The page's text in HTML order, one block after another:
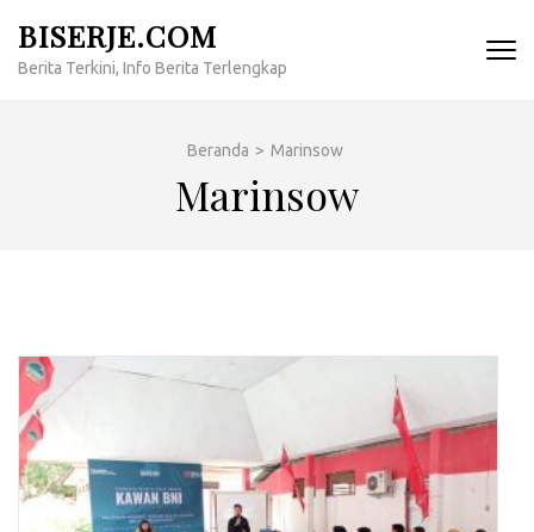
konten
BISERJE.COM
Berita Terkini, Info Berita Terlengkap
Beranda > Marinsow
Marinsow